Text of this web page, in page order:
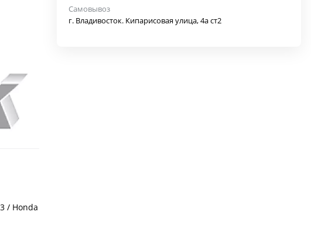
/ Honda
Самовывоз
г. Владивосток. Кипарисовая улица, 4а ст2